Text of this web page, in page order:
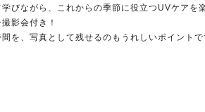
びながら、これからの季節に役立つUVケアを
影会付き！
を、写真として残せるのもうれしいポイント